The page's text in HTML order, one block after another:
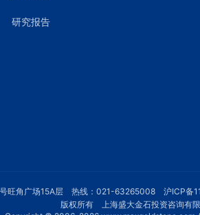
研究报告
号旺角广场15A层 热线：021-63265008 沪ICP备
版权所有 上海盛大金石投资咨询有